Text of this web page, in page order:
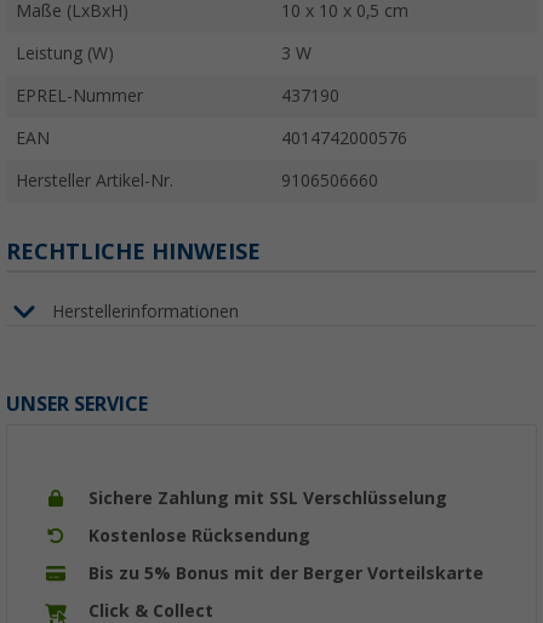
Maße (LxBxH) 10 x 10 x 0,5 cm
Leistung (W) 3 W
EPREL-Nummer 437190
EAN 4014742000576
Hersteller Artikel-Nr. 9106506660
RECHTLICHE HINWEISE
Herstellerinformationen
UNSER SERVICE
Sichere Zahlung mit SSL Verschlüsselung
Kostenlose Rücksendung
Bis zu 5% Bonus mit der Berger Vorteilskarte
Click & Collect